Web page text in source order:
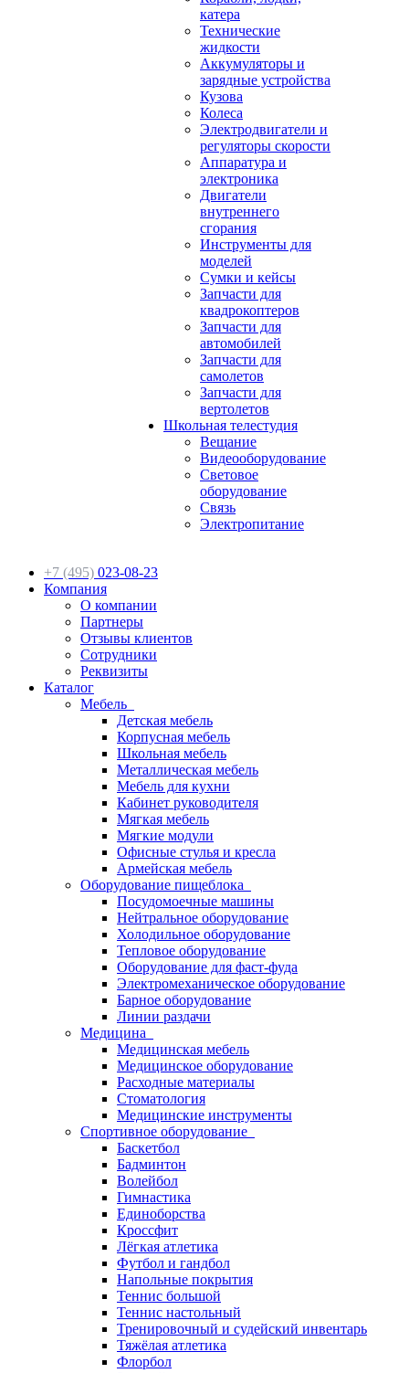
катера
Технические
жидкости
Аккумуляторы и
зарядные устройства
Кузова
Колеса
Электродвигатели и
регуляторы скорости
Аппаратура и
электроника
Двигатели
внутреннего
сгорания
Инструменты для
моделей
Сумки и кейсы
Запчасти для
квадрокоптеров
Запчасти для
автомобилей
Запчасти для
самолетов
Запчасти для
вертолетов
Школьная телестудия
Вещание
Видеооборудование
Световое
оборудование
Связь
Электропитание
+7 (495) 023-08-23
Компания
О компании
Партнеры
Отзывы клиентов
Сотрудники
Реквизиты
Каталог
Мебель
Детская мебель
Корпусная мебель
Школьная мебель
Металлическая мебель
Мебель для кухни
Кабинет руководителя
Мягкая мебель
Мягкие модули
Офисные стулья и кресла
Армейская мебель
Оборудование пищеблока
Посудомоечные машины
Нейтральное оборудование
Холодильное оборудование
Тепловое оборудование
Оборудование для фаст-фуда
Электромеханическое оборудование
Барное оборудование
Линии раздачи
Медицина
Медицинская мебель
Медицинское оборудование
Расходные материалы
Стоматология
Медицинские инструменты
Спортивное оборудование
Баскетбол
Бадминтон
Волейбол
Гимнастика
Единоборства
Кроссфит
Лёгкая атлетика
Футбол и гандбол
Напольные покрытия
Теннис большой
Теннис настольный
Тренировочный и судейский инвентарь
Тяжёлая атлетика
Флорбол